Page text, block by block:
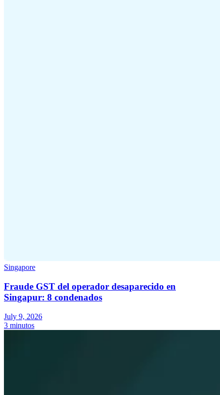
Singapore
Fraude GST del operador desaparecido en
Singapur: 8 condenados
July 9, 2026
3 minutos